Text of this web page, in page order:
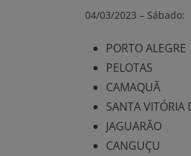
04/03/2023 – Sábado:
PORTO ALEGRE
PELOTAS
CAMAQUÃ
SANTA VITÓRIA
JAGUARÃO
CANGUÇU